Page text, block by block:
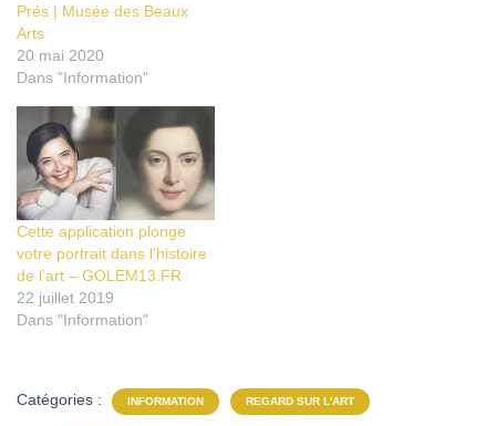
Prés | Musée des Beaux
Arts
20 mai 2020
Dans "Information"
Cette application plonge
votre portrait dans l’histoire
de l’art – GOLEM13.FR
22 juillet 2019
Dans "Information"
Catégories : INFORMATION REGARD SUR L'ART